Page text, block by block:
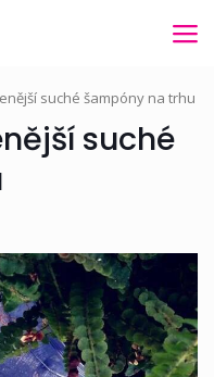
suché šampóny na trhu
suché